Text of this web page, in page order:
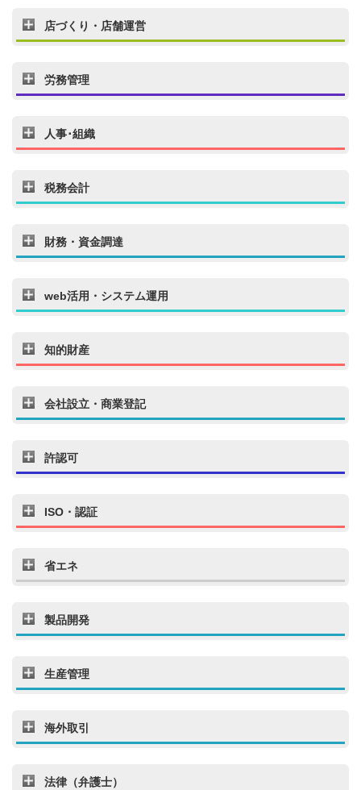
店づくり・店舗運営
労務管理
人事･組織
税務会計
財務・資金調達
web活用・システム運用
知的財産
会社設立・商業登記
許認可
ISO・認証
省エネ
製品開発
生産管理
海外取引
法律（弁護士）